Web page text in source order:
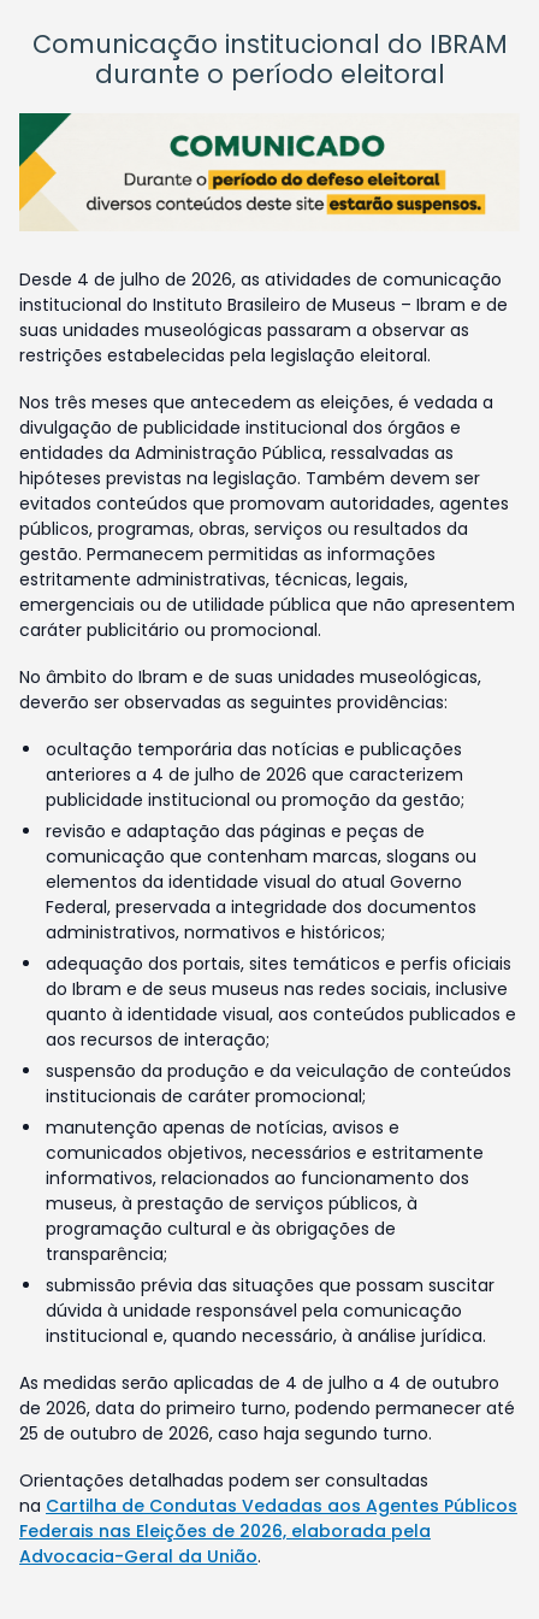
Comunicação institucional do IBRAM
durante o período eleitoral
Desde 4 de julho de 2026, as atividades de comunicação
institucional do Instituto Brasileiro de Museus – Ibram e de
suas unidades museológicas passaram a observar as
restrições estabelecidas pela legislação eleitoral.
Nos três meses que antecedem as eleições, é vedada a
divulgação de publicidade institucional dos órgãos e
entidades da Administração Pública, ressalvadas as
hipóteses previstas na legislação. Também devem ser
evitados conteúdos que promovam autoridades, agentes
públicos, programas, obras, serviços ou resultados da
gestão. Permanecem permitidas as informações
estritamente administrativas, técnicas, legais,
emergenciais ou de utilidade pública que não apresentem
caráter publicitário ou promocional.
No âmbito do Ibram e de suas unidades museológicas,
deverão ser observadas as seguintes providências:
ocultação temporária das notícias e publicações
anteriores a 4 de julho de 2026 que caracterizem
publicidade institucional ou promoção da gestão;
revisão e adaptação das páginas e peças de
comunicação que contenham marcas, slogans ou
elementos da identidade visual do atual Governo
Federal, preservada a integridade dos documentos
administrativos, normativos e históricos;
adequação dos portais, sites temáticos e perfis oficiais
do Ibram e de seus museus nas redes sociais, inclusive
quanto à identidade visual, aos conteúdos publicados e
aos recursos de interação;
suspensão da produção e da veiculação de conteúdos
institucionais de caráter promocional;
manutenção apenas de notícias, avisos e
comunicados objetivos, necessários e estritamente
informativos, relacionados ao funcionamento dos
museus, à prestação de serviços públicos, à
programação cultural e às obrigações de
transparência;
submissão prévia das situações que possam suscitar
dúvida à unidade responsável pela comunicação
institucional e, quando necessário, à análise jurídica.
As medidas serão aplicadas de 4 de julho a 4 de outubro
de 2026, data do primeiro turno, podendo permanecer até
25 de outubro de 2026, caso haja segundo turno.
Orientações detalhadas podem ser consultadas
na Cartilha de Condutas Vedadas aos Agentes Públicos
Federais nas Eleições de 2026, elaborada pela
Advocacia-Geral da União.